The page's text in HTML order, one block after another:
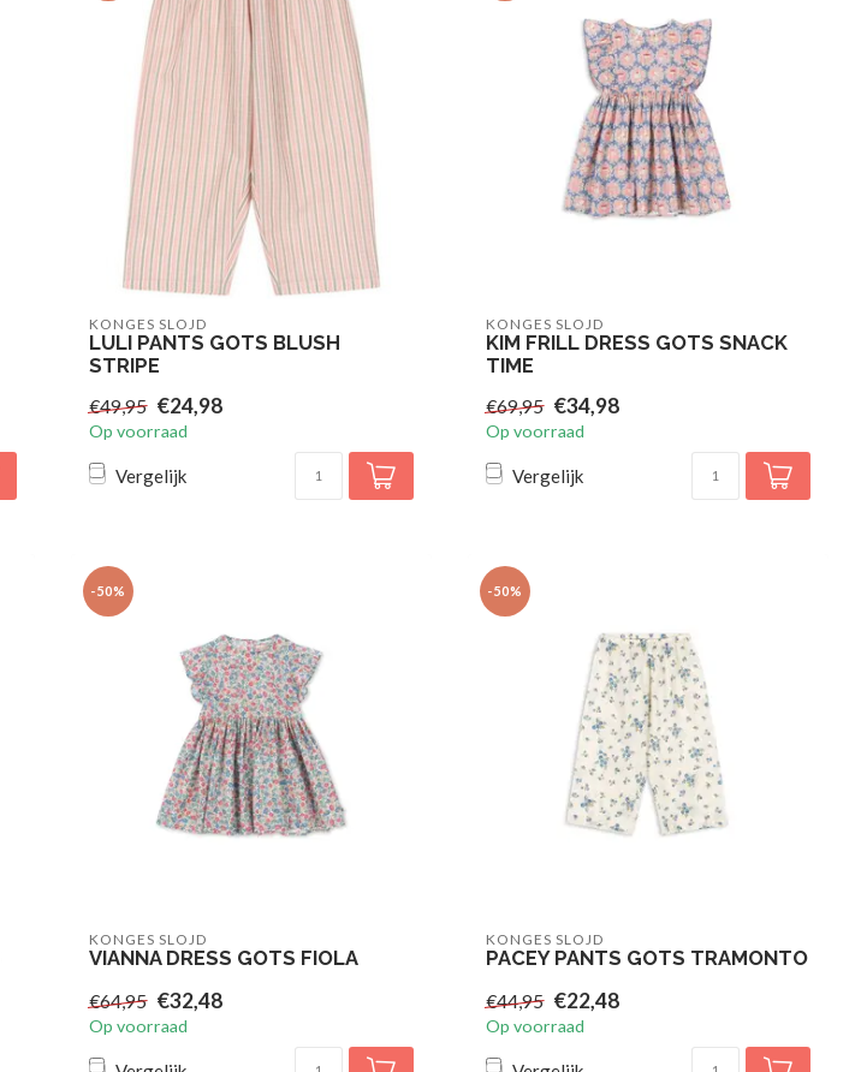
KONGES SLOJD
LULI PANTS GOTS BLUSH
STRIPE
€49,95 €24,98
Op voorraad
Vergelijk
KONGES SLOJD
KIM FRILL DRESS GOTS SNACK
TIME
€69,95 €34,98
Op voorraad
Vergelijk
-50%
KONGES SLOJD
VIANNA DRESS GOTS FIOLA
€64,95 €32,48
Op voorraad
-50%
KONGES SLOJD
PACEY PANTS GOTS TRAMONTO
€44,95 €22,48
Op voorraad